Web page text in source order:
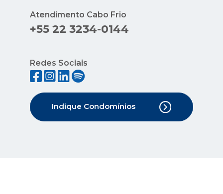
Atendimento Cabo Frio
+55 22 3234-0144
Redes Sociais
Indique Condomínios